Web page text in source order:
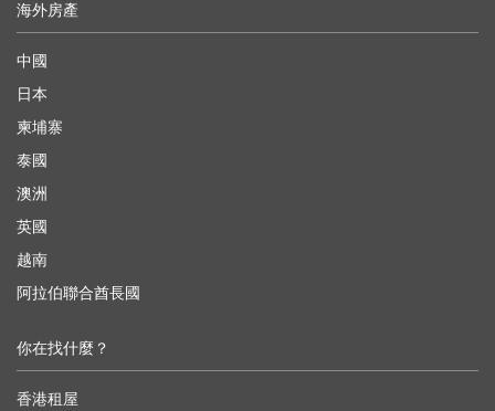
海外房產
中國
日本
柬埔寨
泰國
澳洲
英國
越南
阿拉伯聯合酋長國
你在找什麼？
香港租屋